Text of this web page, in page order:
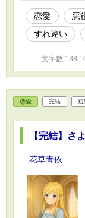
恋愛 悪
すれ違い
文字数
恋愛 完結 短
【完結】さ
花草青依